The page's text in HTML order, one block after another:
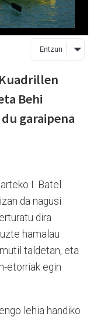
Entzun
Behi
garaipena
I. Batel
da nagusi
dira
hamalau
taldetan, eta
etorriak egin
lehia handiko